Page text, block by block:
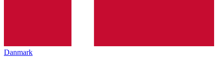
Danmark